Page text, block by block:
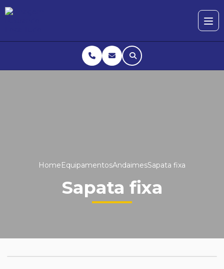
HomeEquipamentosAndaimesSapata fixa
Sapata fixa